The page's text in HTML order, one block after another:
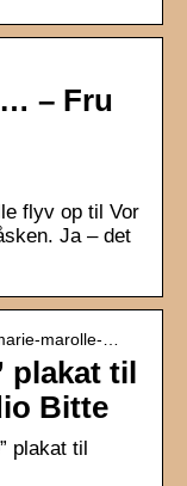
– Fru
flyv op til Vor
Ja – det
marolle-…
plakat til
Bitte
plakat til